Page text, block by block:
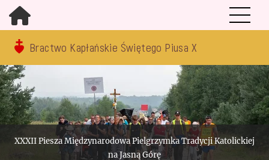
Bractwo Kapłańskie Świętego Piusa X
XXXII Piesza Międzynarodowa Pielgrzymka Tradycji Katolickiej
na Jasną Górę